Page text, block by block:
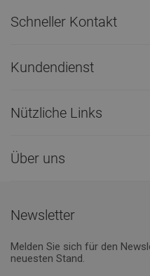
Schneller Kontakt
Kundendienst
Nützliche Links
Über uns
Newsletter
Melden Sie sich für den
neuesten Stand.